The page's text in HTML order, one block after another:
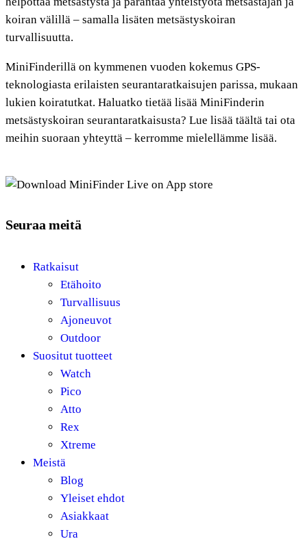
koiran välillä – samalla lisäten metsästyskoiran
turvallisuutta.
MiniFinderillä on kymmenen vuoden kokemus GPS-
teknologiasta erilaisten seurantaratkaisujen parissa, mukaan
lukien koiratutkat. Haluatko tietää lisää MiniFinderin
metsästyskoiran seurantaratkaisusta? Lue lisää täältä tai ota
meihin suoraan yhteyttä – kerromme mielellämme lisää.
Seuraa meitä
Ratkaisut
Etähoito
Turvallisuus
Ajoneuvot
Outdoor
Suositut tuotteet
Watch
Pico
Atto
Rex
Xtreme
Meistä
Blog
Yleiset ehdot
Asiakkaat
Ura